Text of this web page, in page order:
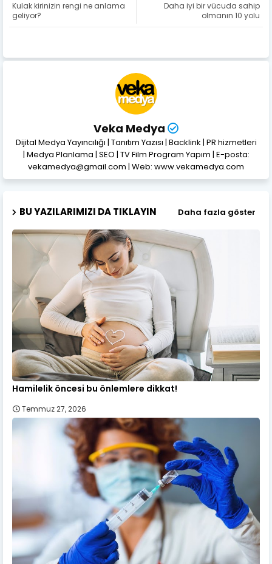
Daha iyi bir vücuda sahip
olmanın 10 yolu
Kulak kirinizin rengi ne anlama
geliyor?
Veka Medya
Dijital Medya Yayıncılığı | Tanıtım Yazısı | Backlink | PR hizmetleri
| Medya Planlama | SEO | TV Film Program Yapım | E-posta:
vekamedya@gmail.com | Web: www.vekamedya.com
BU YAZILARIMIZI DA TIKLAYIN Daha fazla göster
Hamilelik öncesi bu önlemlere dikkat!
Temmuz 27, 2026